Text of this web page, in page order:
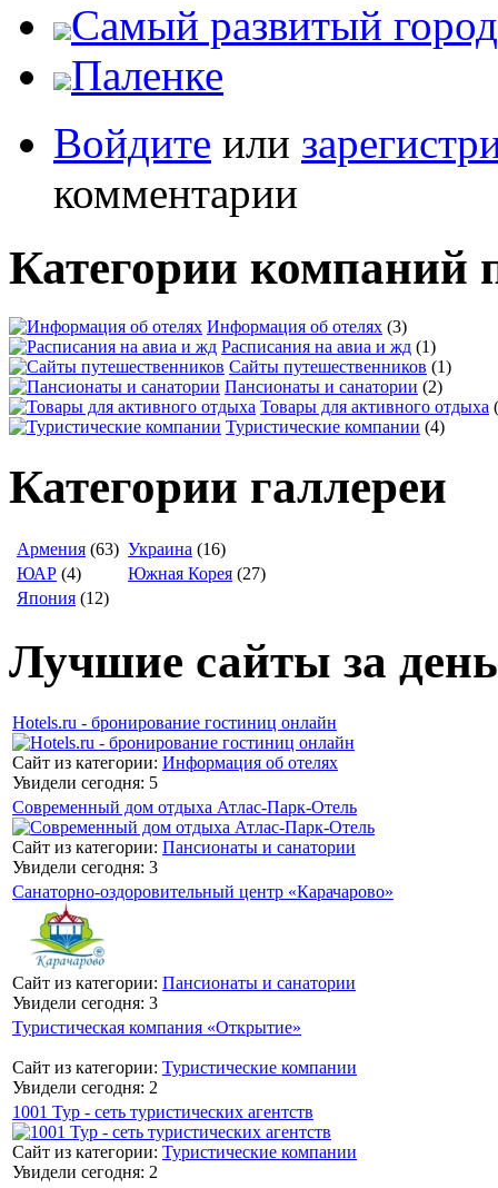
Самый развитый
Паленке
Войдите или
комментарии
Категории компаний
Информация об отелях (3)
Расписания на авиа и жд (1)
Сайты путешественников (1)
Пансионаты и санатории (2)
Товары для активного отдыха
Туристические компании (4)
Категории галлереи
Армения (63) Украина (16)
ЮАР (4) Южная Корея (27)
Япония (12)
Лучшие сайты за день
Hotels.ru - бронирование гостиниц онлайн
Сайт из категории: Информация об отелях
Увидели сегодня: 5
Современный дом отдыха Атлас-Парк-Отель
Сайт из категории: Пансионаты и санатории
Увидели сегодня: 3
Санаторно-оздоровительный центр «Карачарово»
Сайт из категории: Пансионаты и санатории
Увидели сегодня: 3
Туристическая компания «Открытие»
Сайт из категории: Туристические компании
Увидели сегодня: 2
1001 Тур - сеть туристических агентств
Сайт из категории: Туристические компании
Увидели сегодня: 2